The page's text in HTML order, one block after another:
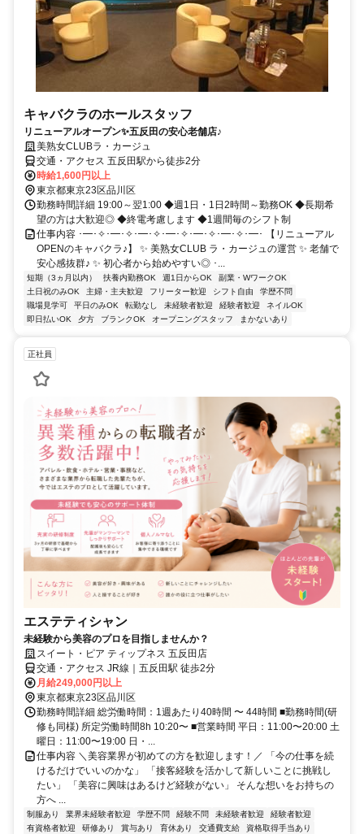
キャバクラのホールスタッフ
リニューアルオープン✨五反田の安心老舗店♪
美熟女CLUBラ・カージュ
交通・アクセス 五反田駅から徒歩2分
時給1,600円以上
東京都東京23区品川区
勤務時間詳細 19:00～翌1:00 ◆週1日・1日2時間～勤務OK ◆長期希
望の方は大歓迎◎ ◆終電考慮します ◆1週間毎のシフト制
仕事内容 ･━･✧･━･✧･━･✧･━･✧･━･✧･━･✧･━･ 【リニューアル
OPENのキャバクラ♪】 ✨ 美熟女CLUB ラ・カージュの運営 ✨ 老舗で
安心感抜群♪ ✨ 初心者から始めやすい◎ ･...
短期（3ヵ月以内） 扶養内勤務OK 週1日からOK
副業・WワークOK
土日祝のみOK
主婦・主夫歓迎 フリーター歓迎 シフト自由
学歴不問
職場見学可
平日のみOK 転勤なし 未経験者歓迎 経験者歓迎
ネイルOK
即日払いOK
夕方 ブランクOK オープニングスタッフ まかないあり
正社員
エステティシャン
未経験から美容のプロを目指しませんか？
スイート・ピア ティップネス 五反田店
交通・アクセス JR線｜五反田駅 徒歩2分
月給249,000円以上
東京都東京23区品川区
勤務時間詳細 総労働時間：1週あたり40時間 〜 44時間 ■勤務時間(研
修も同様) 所定労働時間8h 10:20〜 ■営業時間 平日：11:00〜20:00 土
曜日：11:00〜19:00 日・...
仕事内容 ＼美容業界が初めての方を歓迎します！／ 「今の仕事を続
けるだけでいいのかな」 「接客経験を活かして新しいことに挑戦し
たい」 「美容に興味はあるけど経験がない」 そんな想いをお持ちの
方へ ...
制服あり 業界未経験者歓迎 学歴不問 経験不問 未経験者歓迎
経験者歓迎
有資格者歓迎
研修あり 賞与あり 育休あり 交通費支給
資格取得手当あり